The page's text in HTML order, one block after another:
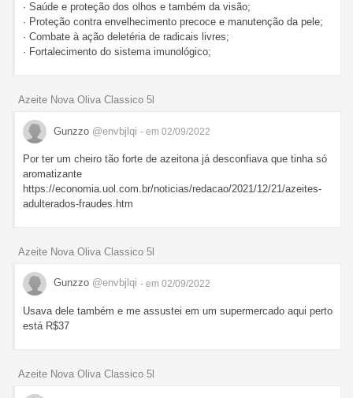
· Saúde e proteção dos olhos e também da visão;
· Proteção contra envelhecimento precoce e manutenção da pele;
· Combate à ação deletéria de radicais livres;
· Fortalecimento do sistema imunológico;
Azeite Nova Oliva Classico 5l
Gunzzo @envbjlqi - em 02/09/2022
Por ter um cheiro tão forte de azeitona já desconfiava que tinha só
aromatizante
https://economia.uol.com.br/noticias/redacao/2021/12/21/azeites-
adulterados-fraudes.htm
Azeite Nova Oliva Classico 5l
Gunzzo @envbjlqi - em 02/09/2022
Usava dele também e me assustei em um supermercado aqui perto
está R$37
Azeite Nova Oliva Classico 5l